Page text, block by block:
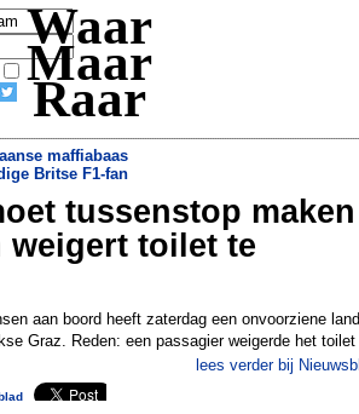
Waar
Maar
Raar
maffiabaas
Britse F1-fan
Automobilist rijdt ruim tien kilometer
met lekke banden»
tussenstop maken
weigert toilet te
aan boord heeft zaterdag een onvoorziene
Graz. Reden: een passagier weigerde het toilet
lees verder bij